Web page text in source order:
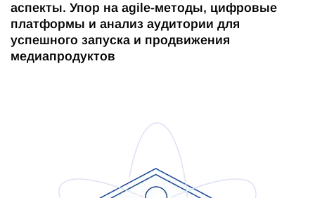
аспекты. Упор на agile-методы, цифровые
платформы и анализ аудитории для
успешного запуска и продвижения
медиапродуктов